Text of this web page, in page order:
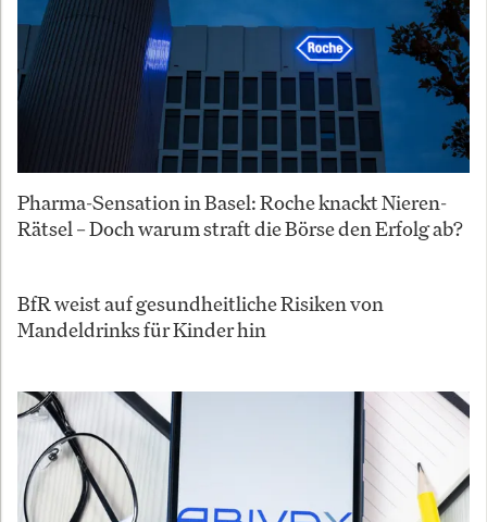
Pharma-Sensation in Basel: Roche knackt Nieren-
Rätsel – Doch warum straft die Börse den Erfolg ab?
BfR weist auf gesundheitliche Risiken von
Mandeldrinks für Kinder hin